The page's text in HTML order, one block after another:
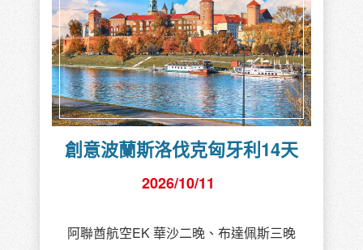
創意波蘭斯洛伐克匈牙利14天
2026/10/11
阿聯酋航空EK 華沙二晚、布達佩斯三晚